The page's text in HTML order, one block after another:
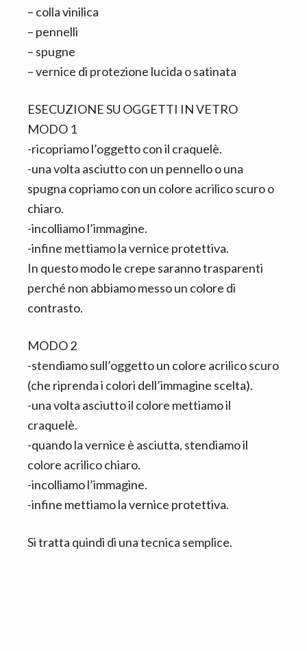
– colla vinilica
– pennelli
– spugne
– vernice di protezione lucida o satinata
ESECUZIONE SU OGGETTI IN VETRO
MODO 1
-ricopriamo l’oggetto con il craquelè.
-una volta asciutto con un pennello o una
spugna copriamo con un colore acrilico scuro o
chiaro.
-incolliamo l’immagine.
-infine mettiamo la vernice protettiva.
In questo modo le crepe saranno trasparenti
perché non abbiamo messo un colore di
contrasto.
MODO 2
-stendiamo sull’oggetto un colore acrilico scuro
(che riprenda i colori dell’immagine scelta).
-una volta asciutto il colore mettiamo il
craquelè.
-quando la vernice è asciutta, stendiamo il
colore acrilico chiaro.
-incolliamo l’immagine.
-infine mettiamo la vernice protettiva.
Si tratta quindi di una tecnica semplice.